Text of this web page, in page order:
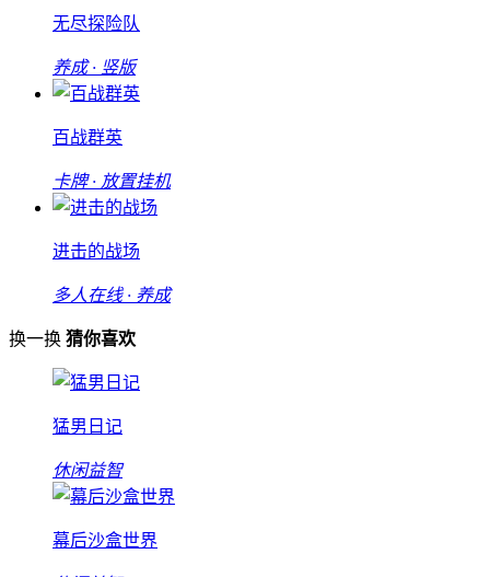
无尽探险队
养成 · 竖版
百战群英
卡牌 · 放置挂机
进击的战场
多人在线 · 养成
换一换 猜你喜欢
猛男日记
休闲益智
幕后沙盒世界